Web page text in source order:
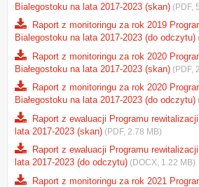
Bialegostoku na lata 2017-2023 (skan) (PDF,
Raport z monitoringu za rok 2019
Bialegostoku na lata 2017-2023 (do odczytu)
Raport z monitoringu za rok 2020
Białegostoku na lata 2017-2023 (skan) (PDF,
Raport z monitoringu za rok 2020
Białegostoku na lata 2017-2023 (do odczytu)
Raport z ewaluacji Programu
lata 2017-2023 (skan) (PDF, 2.78 MB)
Raport z ewaluacji Programu
lata 2017-2023 (do odczytu) (DOCX, 1.22 MB)
Raport z monitoringu za rok 2021